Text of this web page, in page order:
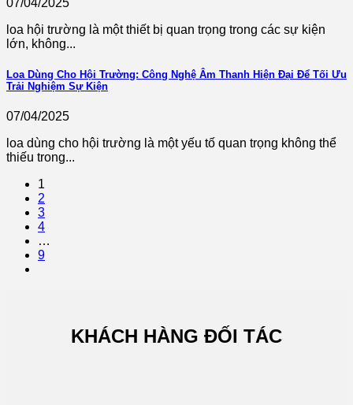
loa hội trường là một thiết bị quan trọng trong các sự kiện
lớn, không...
Loa Dùng Cho Hội Trường: Công Nghệ Âm Thanh Hiện Đại Để Tối Ưu
Trải Nghiệm Sự Kiện
07/04/2025
loa dùng cho hội trường là một yếu tố quan trọng không thể
thiếu trong...
1
2
3
4
…
9
KHÁCH HÀNG ĐỐI TÁC